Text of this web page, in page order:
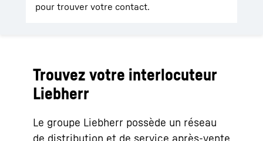
pour trouver votre contact.
Trouvez votre interlocuteur
Liebherr
Le groupe Liebherr possède un réseau
de distribution et de service après-vente